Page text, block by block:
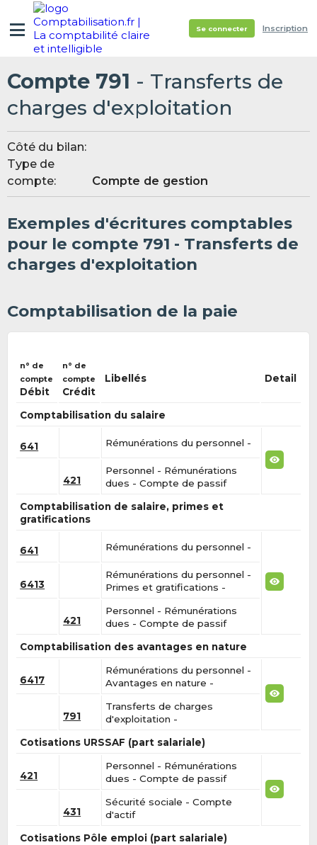
Se connecter Inscription
Compte 791 - Transferts de
charges d'exploitation
Côté du bilan:
Type de
compte:
Compte de gestion
Exemples d'écritures comptables
pour le compte 791 - Transferts de
charges d'exploitation
Comptabilisation de la paie
n° de
compte
Débit
n° de
compte
Crédit
Libellés Detail
Comptabilisation du salaire
641 Rémunérations du personnel -
421
Personnel - Rémunérations
dues - Compte de passif
Comptabilisation de salaire, primes et
gratifications
641 Rémunérations du personnel -
6413
Rémunérations du personnel -
Primes et gratifications -
421
Personnel - Rémunérations
dues - Compte de passif
Comptabilisation des avantages en nature
6417
Rémunérations du personnel -
Avantages en nature -
791
Transferts de charges
d'exploitation -
Cotisations URSSAF (part salariale)
421
Personnel - Rémunérations
dues - Compte de passif
431
Sécurité sociale - Compte
d'actif
Cotisations Pôle emploi (part salariale)